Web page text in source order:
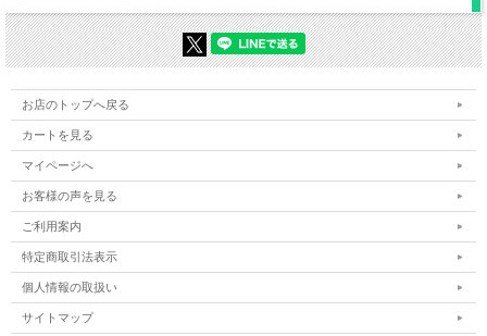
お店のトップへ戻る
カートを見る
マイページへ
お客様の声を見る
ご利用案内
特定商取引法表示
個人情報の取扱い
サイトマップ